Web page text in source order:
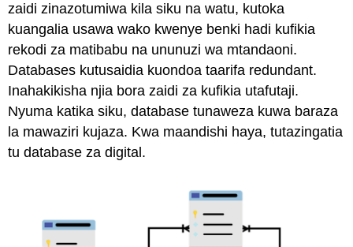
zaidi zinazotumiwa kila siku na watu, kutoka
kuangalia usawa wako kwenye benki hadi kufikia
rekodi za matibabu na ununuzi wa mtandaoni.
Databases kutusaidia kuondoa taarifa redundant.
Inahakikisha njia bora zaidi za kufikia utafutaji.
Nyuma katika siku, database tunaweza kuwa baraza
la mawaziri kujaza. Kwa maandishi haya, tutazingatia
tu database za digital.